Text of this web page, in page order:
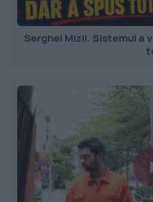
Serghei Mizil. Sistemul a